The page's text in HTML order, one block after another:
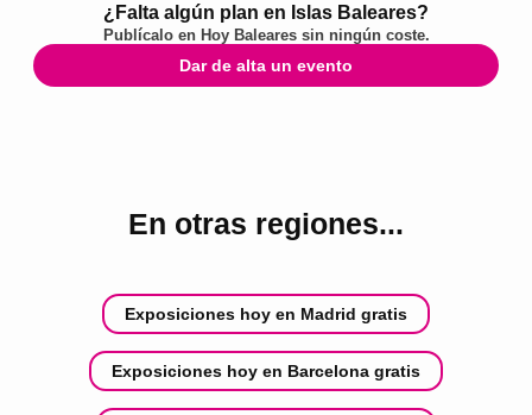
¿Falta algún plan en Islas Baleares?
Publícalo en Hoy Balearessin ningún coste.
Dar de alta un evento
En otras regiones...
Exposiciones hoy en Madrid gratis
Exposiciones hoy en Barcelona gratis